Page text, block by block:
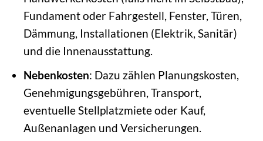
Fundament oder Fahrgestell, Fenster, Türen,
Dämmung, Installationen (Elektrik, Sanitär)
und die Innenausstattung.
Nebenkosten: Dazu zählen Planungskosten,
Genehmigungsgebühren, Transport,
eventuelle Stellplatzmiete oder Kauf,
Außenanlagen und Versicherungen.